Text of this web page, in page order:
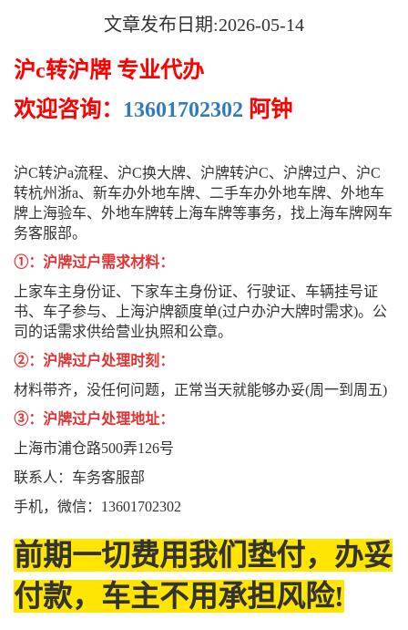
文章发布日期:2026-05-14
沪c转沪牌 专业代办
欢迎咨询： 13601702302 阿钟
沪C转沪a流程、沪C换大牌、沪牌转沪C、沪牌过户、沪C
转杭州浙a、新车办外地车牌、二手车办外地车牌、外地车
牌上海验车、外地车牌转上海车牌等事务，找上海车牌网车
务客服部。
①：沪牌过户需求材料：
上家车主身份证、下家车主身份证、行驶证、车辆挂号证
书、车子参与、上海沪牌额度单(过户办沪大牌时需求)。公
司的话需求供给营业执照和公章。
②：沪牌过户处理时刻：
材料带齐，没任何问题，正常当天就能够办妥(周一到周五)
③：沪牌过户处理地址：
上海市浦仓路500弄126号
联系人：车务客服部
手机，微信：13601702302
前期一切费用我们垫付，办妥
付款，车主不用承担风险!